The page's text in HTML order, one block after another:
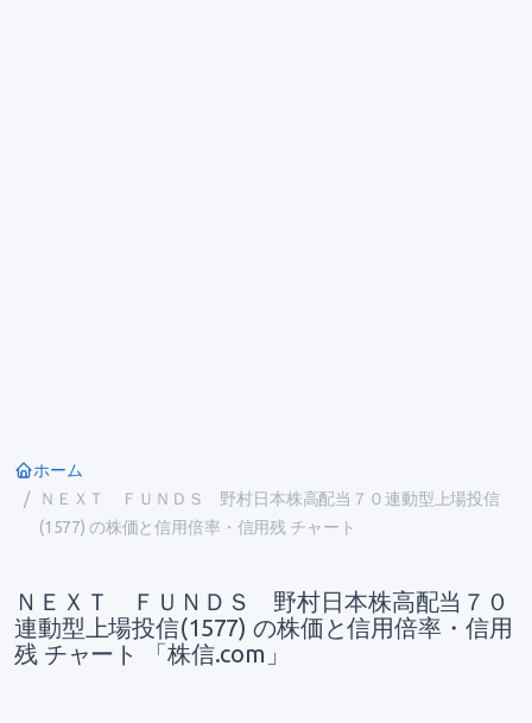
ホーム
ＮＥＸＴ ＦＵＮＤＳ 野村日本株高配当７０連動型上場投信
(1577) の株価と信用倍率・信用残 チャート
ＮＥＸＴ ＦＵＮＤＳ 野村日本株高配当７０
連動型上場投信(1577) の株価と信用倍率・信用
残 チャート 「株信.com」